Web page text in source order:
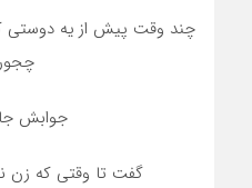
چند وقت پیش از یه دوستی
جوابش
گفت تا وقتی که زن